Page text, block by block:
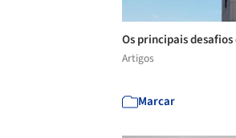
Os principais
Artigos
Marcar